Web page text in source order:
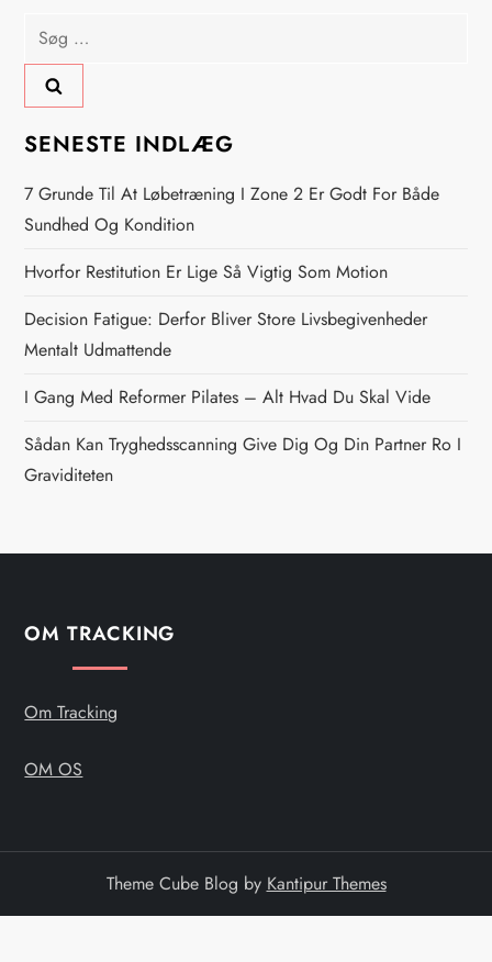
l
æ
g
s
n
a
v
i
g
a
t
o
n
Søg
efter:
SENESTE INDLÆG
7 Grunde Til At Løbetræning I Zone 2 Er Godt For Både
Sundhed Og Kondition
Hvorfor Restitution Er Lige Så Vigtig Som Motion
Decision Fatigue: Derfor Bliver Store Livsbegivenheder
Mentalt Udmattende
I Gang Med Reformer Pilates – Alt Hvad Du Skal Vide
Sådan Kan Tryghedsscanning Give Dig Og Din Partner Ro I
Graviditeten
OM TRACKING
Om Tracking
OM OS
Theme Cube Blog by Kantipur Themes